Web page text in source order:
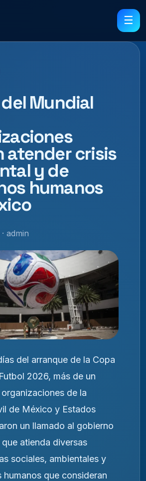
☰
Mundial
atender crisis
y de
humanos
admin
del arranque de la Copa
2026, más de un
de la
de México y Estados
un llamado al gobierno
atienda diversas
sociales, ambientales y
humanos que consideran